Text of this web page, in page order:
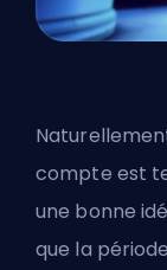
compte est
une bonne
que la